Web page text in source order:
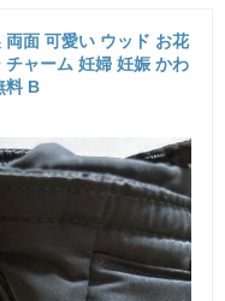
面 可愛い ウッド お花
ャーム 妊婦 妊娠 かわ
料 B